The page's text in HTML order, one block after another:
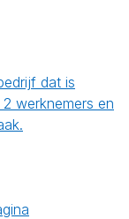
dat is
werknemers en